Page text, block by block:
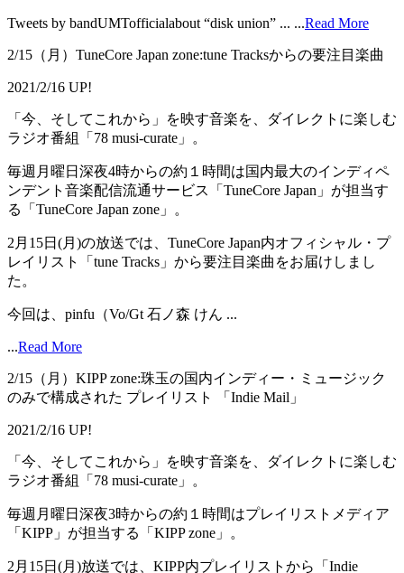
Tweets by bandUMTofficialabout “disk union” ... ...Read More
2/15（月）TuneCore Japan zone:tune Tracksからの要注目楽曲
2021/2/16 UP!
「今、そしてこれから」を映す音楽を、ダイレクトに楽しむ
ラジオ番組「78 musi-curate」。
毎週月曜日深夜4時からの約１時間は国内最大のインディペ
ンデント音楽配信流通サービス「TuneCore Japan」が担当す
る「TuneCore Japan zone」。
2月15日(月)の放送では、TuneCore Japan内オフィシャル・プ
レイリスト「tune Tracks」から要注目楽曲をお届けしまし
た。
今回は、pinfu（Vo/Gt 石ノ森 けん ...
...Read More
2/15（月）KIPP zone:珠玉の国内インディー・ミュージック
のみで構成された プレイリスト 「Indie Mail」
2021/2/16 UP!
「今、そしてこれから」を映す音楽を、ダイレクトに楽しむ
ラジオ番組「78 musi-curate」。
毎週月曜日深夜3時からの約１時間はプレイリストメディア
「KIPP」が担当する「KIPP zone」。
2月15日(月)放送では、KIPP内プレイリストから「Indie